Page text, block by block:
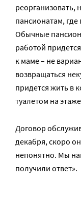
реорганизовать,
пансионатам,
Обычные
работой
к маме – не
возвращаться
придется жить в
туалетом на
Договор
декабря, скоро
непонятно. Мы
получили ответ».